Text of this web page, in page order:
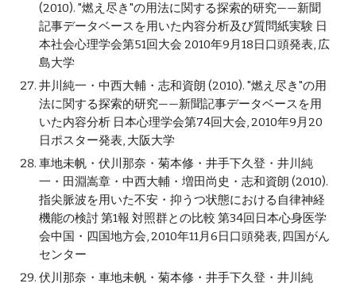
(2010). "燃え尽き"の用法に関する探索的研究——新聞
記事データベースを用いた内容分析及び質問紙実験 日
本社会心理学会第51回大会 2010年9月18日口頭発表, 広
島大学
井川純一・中西大輔・志和資朗 (2010). "燃え尽き"の用
法に関する探索的研究——新聞記事データベースを用
いた内容分析 日本心理学会第74回大会, 2010年9月20
日ポスター発表, 大阪大学
車地未帆・伏川那奈・菊本修・井手下久登・井川純
一・田淵嵩章・中西大輔・増田尚史・志和資朗 (2010).
指尖脈波を用いた不安・抑うつ状態における自律神経
機能の検討 第1報 対照群との比較 第34回日本心身医学
会中国・四国地方会, 2010年11月6日口頭発表, 四国がん
センター
伏川那奈・車地未帆・菊本修・井手下久登・井川純